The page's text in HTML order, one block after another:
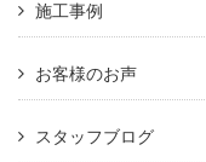
施工事例
お客様のお声
スタッフブログ